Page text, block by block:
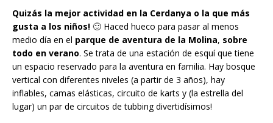
Quizás la mejor actividad en la Cerdanya o la que más
gusta a los niños! 🙂 Haced hueco para pasar al menos
medio día en el parque de aventura de la Molina, sobre
todo en verano. Se trata de una estación de esquí que tiene
un espacio reservado para la aventura en familia. Hay bosque
vertical con diferentes niveles (a partir de 3 años), hay
inflables, camas elásticas, circuito de karts y (la estrella del
lugar) un par de circuitos de tubbing divertidísimos!